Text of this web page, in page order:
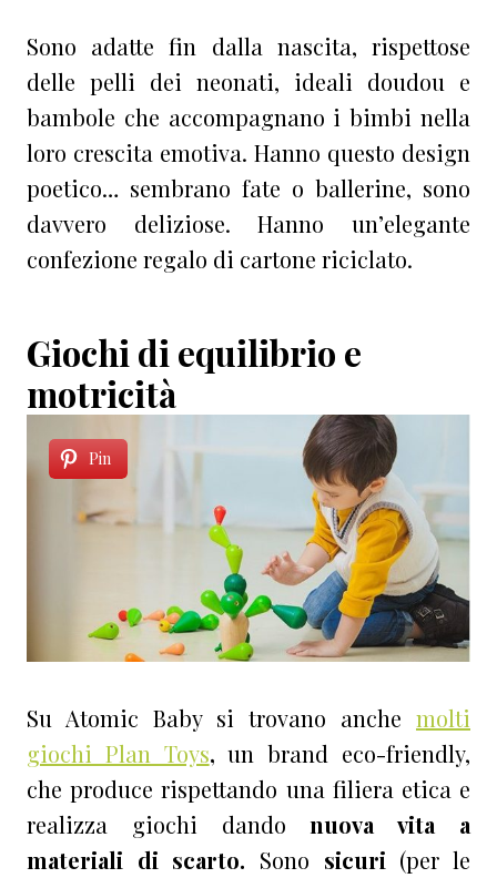
Sono adatte fin dalla nascita, rispettose
delle pelli dei neonati, ideali doudou e
bambole che accompagnano i bimbi nella
loro crescita emotiva. Hanno questo design
poetico… sembrano fate o ballerine, sono
davvero deliziose. Hanno un’elegante
confezione regalo di cartone riciclato.
Giochi di equilibrio e
motricità
Pin
Su Atomic Baby si trovano anche molti
giochi Plan Toys,un brand eco-friendly,
che produce rispettando una filiera etica e
realizza giochi dando nuova vita a
materiali di scarto. Sono sicuri (per le